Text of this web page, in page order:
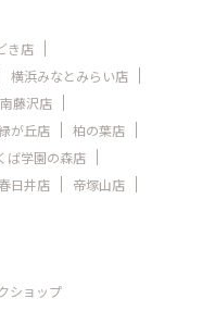
き店
横浜みなとみらい店
藤沢店
が丘店
柏の葉店
ば学園の森店
春日井店
帝塚山店
ショップ